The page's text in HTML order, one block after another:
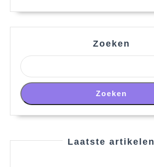
Zoeken
Zoeken
Laatste artikelen